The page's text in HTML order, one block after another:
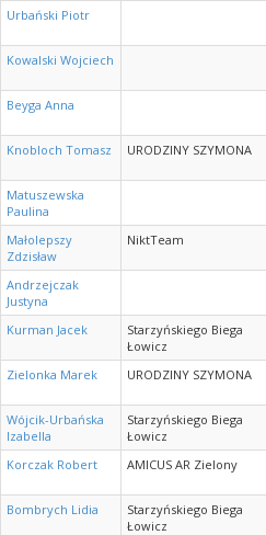
Urbański Piotr
Kowalski Wojciech
Beyga Anna
Knobloch Tomasz URODZINY SZYMONA
Matuszewska
Paulina
Małolepszy
Zdzisław
NiktTeam
Andrzejczak
Justyna
Kurman Jacek
Starzyńskiego Biega
Łowicz
Zielonka Marek URODZINY SZYMONA
Wójcik-Urbańska
Izabella
Starzyńskiego Biega
Łowicz
Korczak Robert AMICUS AR Zielony
Bombrych Lidia
Starzyńskiego Biega
Łowicz